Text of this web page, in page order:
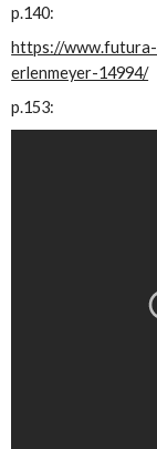
p.140:
https://www.futura-
erlenmeyer-14994/
p.153: